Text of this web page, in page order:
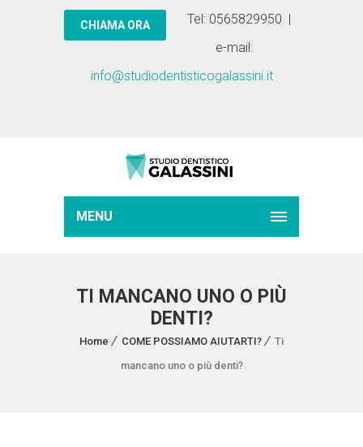
Tel: 0565829950 |
e-mail:
info@studiodentisticogalassini.it
MENU
TI MANCANO UNO O PIÙ
DENTI?
Home COME POSSIAMO AIUTARTI?
Ti
mancano uno o più denti?